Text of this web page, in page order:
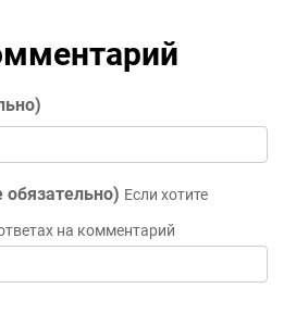
обязательно) Если хотите
на комментарий